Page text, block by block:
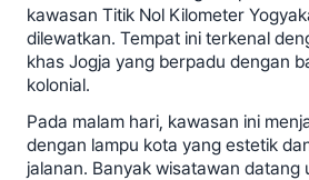
kawasan Titik Nol Kilometer
dilewatkan. Tempat ini terkenal
khas Jogja yang berpadu dengan
kolonial.
Pada malam hari, kawasan ini
dengan lampu kota yang estetik
jalanan. Banyak wisatawan datang